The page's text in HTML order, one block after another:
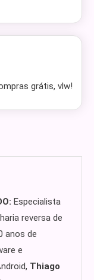
grátis, vlw!
Especialista
reversa de
anos de
e
Thiago